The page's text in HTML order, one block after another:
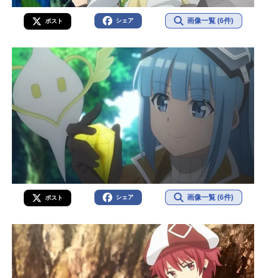
ポスト シェア 画像一覧 (6件)
ポスト シェア 画像一覧 (6件)